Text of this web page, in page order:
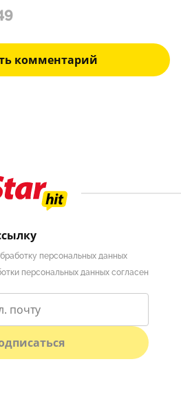
комментарий
персональных данных
персональных данных согласен